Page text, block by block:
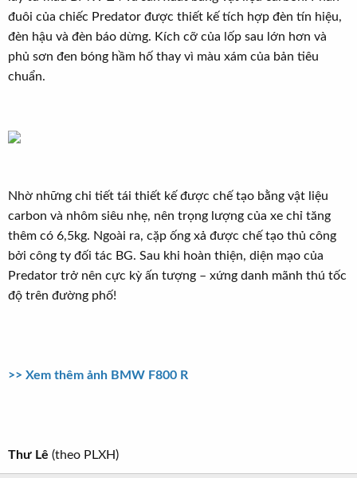
đuôi của chiếc Predator được thiết kế tích hợp đèn tín hiệu,
đèn hậu và đèn báo dừng. Kích cỡ của lốp sau lớn hơn và
phủ sơn đen bóng hầm hố thay vì màu xám của bản tiêu
chuẩn.
Nhờ những chi tiết tái thiết kế được chế tạo bằng vật liệu
carbon và nhôm siêu nhẹ, nên trọng lượng của xe chỉ tăng
thêm có 6,5kg. Ngoài ra, cặp ống xả được chế tạo thủ công
bởi công ty đối tác BG. Sau khi hoàn thiện, diện mạo của
Predator trở nên cực kỳ ấn tượng – xứng danh mãnh thú tốc
độ trên đường phố!
>> Xem thêm ảnh BMW F800 R
Thư Lê (theo PLXH)